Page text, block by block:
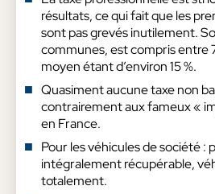
résultats, ce qui fait que les
sont pas grevés inutilement.
communes, est compris entre
moyen étant d’environ 15 %.
Quasiment aucune taxe non
contrairement aux fameux «
en France.
Pour les véhicules de société :
intégralement récupérable,
totalement.